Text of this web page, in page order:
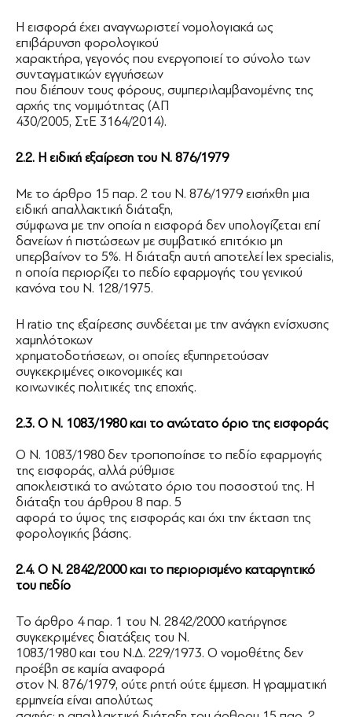
Η εισφορά έχει αναγνωριστεί νομολογιακά ως
επιβάρυνση φορολογικού
χαρακτήρα, γεγονός που ενεργοποιεί το σύνολο των
συνταγματικών εγγυήσεων
που διέπουν τους φόρους, συμπεριλαμβανομένης της
αρχής της νομιμότητας (ΑΠ
430/2005, ΣτΕ 3164/2014).
2.2. Η ειδική εξαίρεση του Ν. 876/1979
Με το άρθρο 15 παρ. 2 του Ν. 876/1979 εισήχθη μια
ειδική απαλλακτική διάταξη,
σύμφωνα με την οποία η εισφορά δεν υπολογίζεται επί
δανείων ή πιστώσεων με συμβατικό επιτόκιο μη
υπερβαίνον το 5%. Η διάταξη αυτή αποτελεί lex specialis,
η οποία περιορίζει το πεδίο εφαρμογής του γενικού
κανόνα του Ν. 128/1975.
Η ratio της εξαίρεσης συνδέεται με την ανάγκη ενίσχυσης
χαμηλότοκων
χρηματοδοτήσεων, οι οποίες εξυπηρετούσαν
συγκεκριμένες οικονομικές και
κοινωνικές πολιτικές της εποχής.
2.3. Ο Ν. 1083/1980 και το ανώτατο όριο της εισφοράς
Ο Ν. 1083/1980 δεν τροποποίησε το πεδίο εφαρμογής
της εισφοράς, αλλά ρύθμισε
αποκλειστικά το ανώτατο όριο του ποσοστού της. Η
διάταξη του άρθρου 8 παρ. 5
αφορά το ύψος της εισφοράς και όχι την έκταση της
φορολογικής βάσης.
2.4. Ο Ν. 2842/2000 και το περιορισμένο καταργητικό
του πεδίο
Το άρθρο 4 παρ. 1 του Ν. 2842/2000 κατήργησε
συγκεκριμένες διατάξεις του Ν.
1083/1980 και του Ν.Δ. 229/1973. Ο νομοθέτης δεν
προέβη σε καμία αναφορά
στον Ν. 876/1979, ούτε ρητή ούτε έμμεση. Η γραμματική
ερμηνεία είναι απολύτως